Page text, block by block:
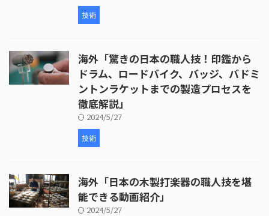
技術
海外「驚きの日本の職人技！印鑑から
ドラム、ロードバイク、バッジ、バドミ
ントンラケットまでの製造プロセスを
徹底解説」
2024/5/27
技術
海外「日本の木製打楽器の職人技を堪
能できる動画紹介」
2024/5/27